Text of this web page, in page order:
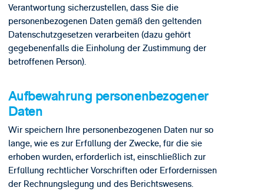
Verantwortung sicherzustellen, dass Sie die
personenbezogenen Daten gemäß den geltenden
Datenschutzgesetzen verarbeiten (dazu gehört
gegebenenfalls die Einholung der Zustimmung der
betroffenen Person).
Aufbewahrung personenbezogener
Daten
Wir speichern Ihre personenbezogenen Daten nur so
lange, wie es zur Erfüllung der Zwecke, für die sie
erhoben wurden, erforderlich ist, einschließlich zur
Erfüllung rechtlicher Vorschriften oder Erfordernissen
der Rechnungslegung und des Berichtswesens.